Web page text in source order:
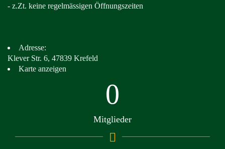
- z.Zt. keine regelmässigen Öffnungszeiten
Adresse:
Klever Str. 6, 47839 Krefeld
Karte anzeigen
0
Mitglieder